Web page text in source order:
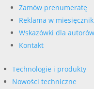
Zamów prenumeratę
Reklama w
Wskazówki dla autorów
Kontakt
Technologie i produkty
Nowości techniczne